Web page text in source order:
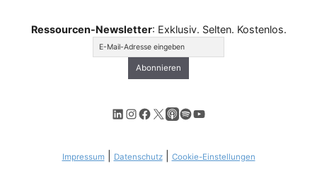
Ressourcen-Newsletter: Exklusiv. Selten. Kostenlos.
LinkedIn
Instagram
Facebook
X Apple Podcasts
Spotify
YouTube
Impressum| Datenschutz| Cookie-Einstellungen